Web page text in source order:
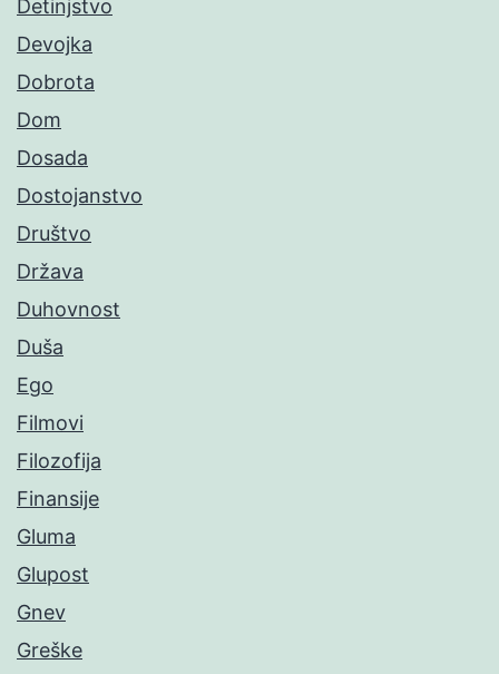
Detinjstvo
Devojka
Dobrota
Dom
Dosada
Dostojanstvo
Društvo
Država
Duhovnost
Duša
Ego
Filmovi
Filozofija
Finansije
Gluma
Glupost
Gnev
Greške